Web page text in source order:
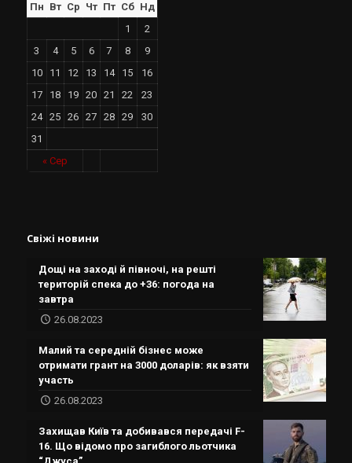
Пн Вт Ср Чт Пт Сб Нд
« Сер
1
2
3
4 5 6 7 8
9
10
11 12 13 14 15
16
17
18 19 20 21 22
23
24
25 26 27 28 29
30
31
Свіжі новини
Дощі на заході й півночі, на решті
територій спека до +36: погода на
завтра
26.08.2023
Малий та середній бізнес може
отримати грант на 3000 доларів: як взяти
участь
26.08.2023
Захищав Київ та добивався передачі F-
16. Що відомо про загиблого льотчика